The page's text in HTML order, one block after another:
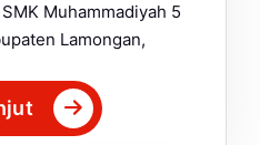
Muhammadiyah 5
Lamongan,